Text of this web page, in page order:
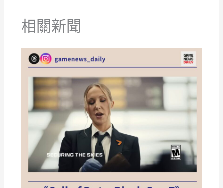
相關新聞